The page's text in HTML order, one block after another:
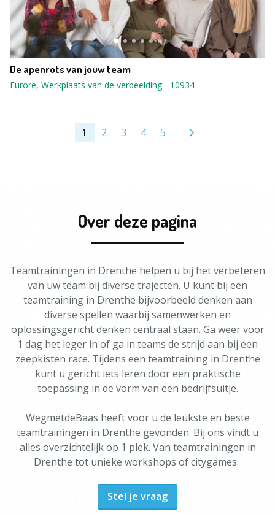
De apenrots van jouw team
Furore, Werkplaats van de verbeelding- 10934
1 2 3 4 5
Over deze pagina
Teamtrainingen in Drenthe helpen u bij het verbeteren
van uw team bij diverse trajecten. U kunt bij een
teamtraining in Drenthe bijvoorbeeld denken aan
diverse spellen waarbij samenwerken en
oplossingsgericht denken centraal staan. Ga weer voor
1 dag het leger in of ga in teams de strijd aan bij een
zeepkisten race. Tijdens een teamtraining in Drenthe
kunt u gericht iets leren door een praktische
toepassing in de vorm van een bedrijfsuitje.
WegmetdeBaas heeft voor u de leukste en beste
teamtrainingen in Drenthe gevonden. Bij ons vindt u
alles overzichtelijk op 1 plek. Van teamtrainingen in
Drenthe tot unieke workshops of citygames.
Stel je vraag